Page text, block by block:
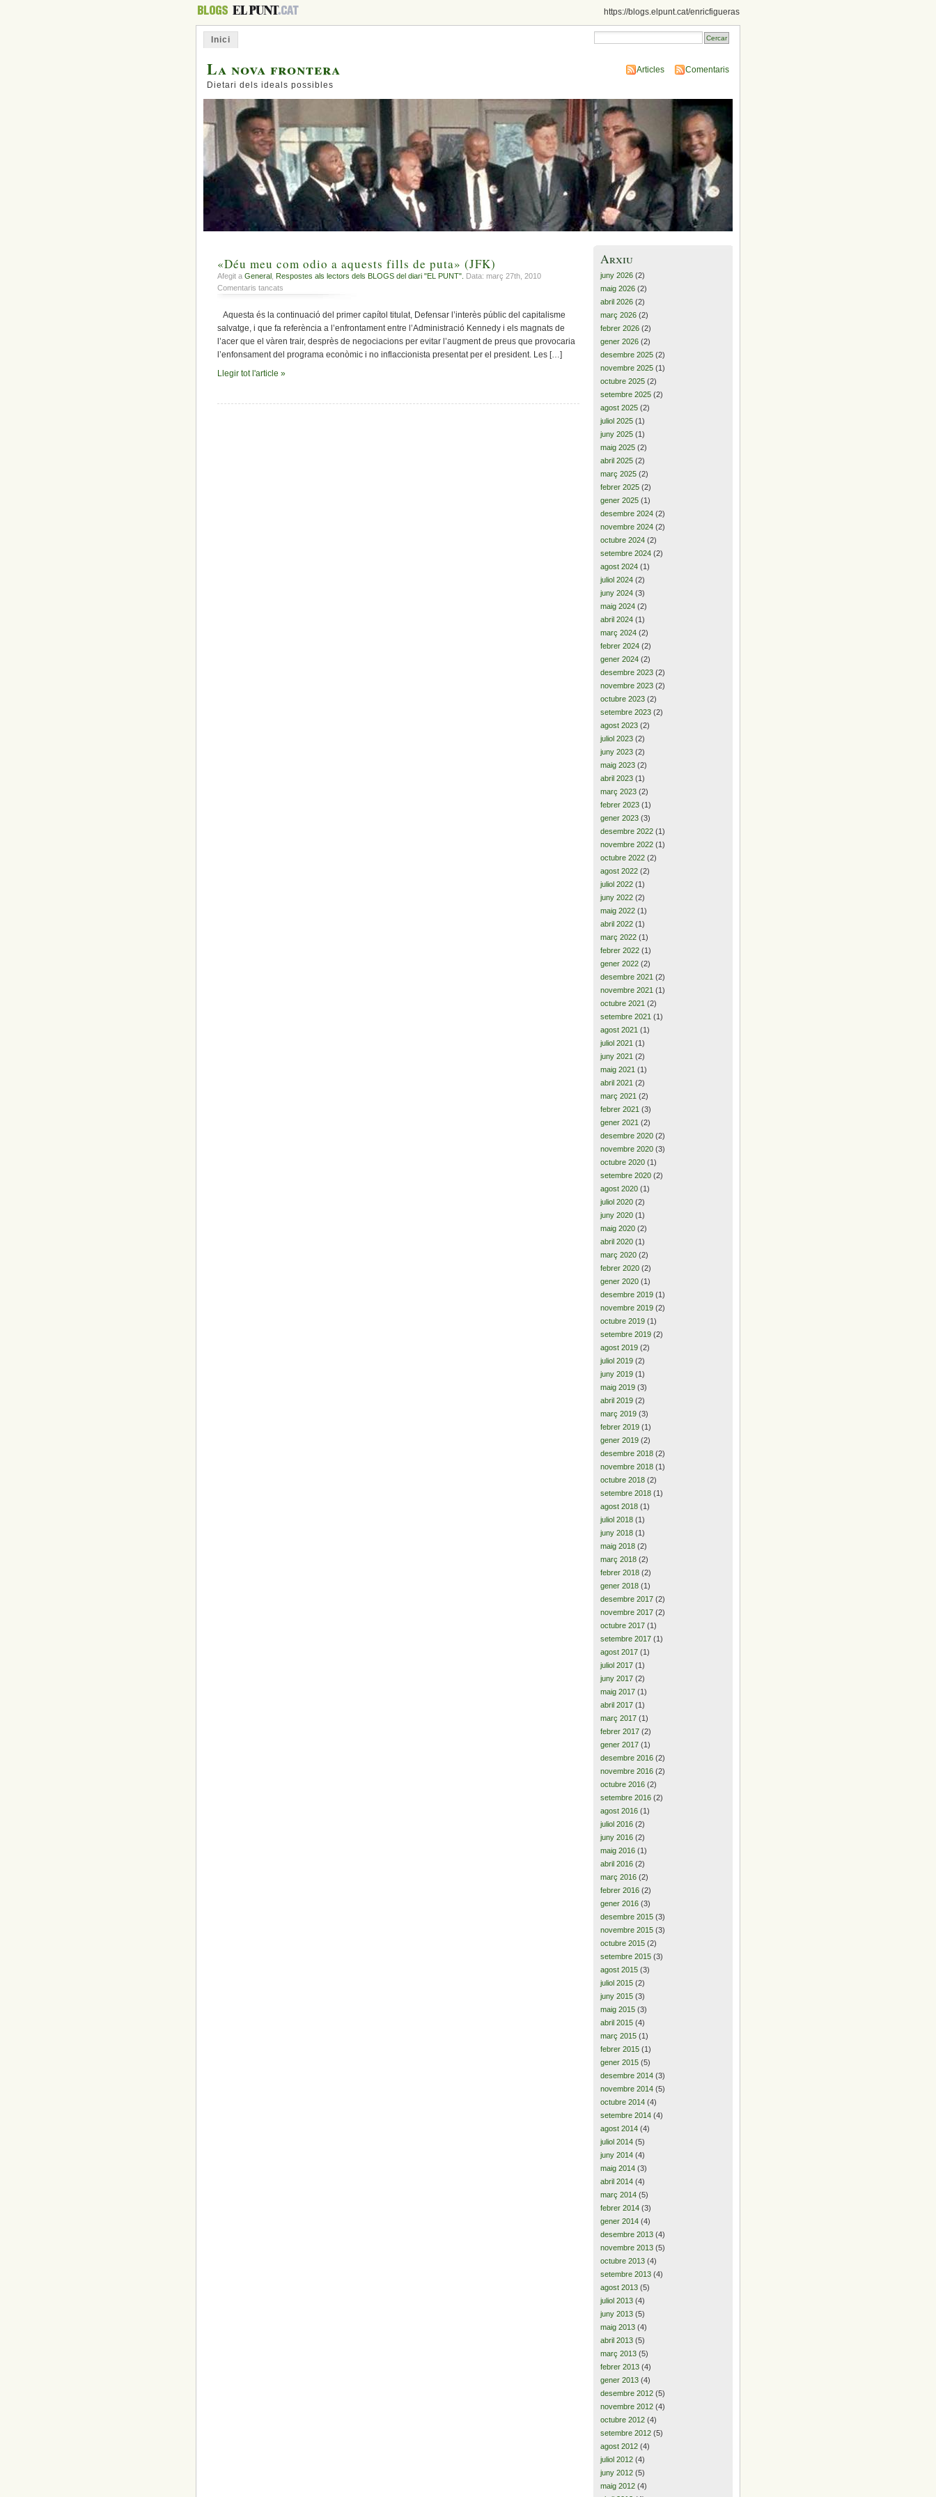
https://blogs.elpunt.cat/enricfigueras
Inici
La nova frontera
Dietari dels ideals possibles
Articles Comentaris
«Déu meu com odio a aquests fills de puta» (JFK)
Afegit a General Respostes als lectors dels BLOGS del diari "EL PUNT". Data: març 27th, 2010
Comentaris tancats
meu
a
aquests
(JFK)
Aquesta és la continuació del primer capítol titulat, Defensar l’interès públic del capitalisme
salvatge, i que fa referència a l’enfrontament entre l’Administració Kennedy i els magnats de
l’acer que el vàren trair, desprès de negociacions per evitar l’augment de preus que provocaria
l’enfonsament del programa econòmic i no inflaccionista presentat per el president. Les […]
Llegir tot l'article »
Arxiu
juny 2026 (2)
maig 2026 (2)
abril 2026 (2)
març 2026 (2)
febrer 2026 (2)
gener 2026 (2)
desembre 2025 (2)
novembre 2025 (1)
octubre 2025 (2)
setembre 2025 (2)
agost 2025 (2)
juliol 2025 (1)
juny 2025 (1)
maig 2025 (2)
abril 2025 (2)
març 2025 (2)
febrer 2025 (2)
gener 2025 (1)
desembre 2024 (2)
novembre 2024 (2)
octubre 2024 (2)
setembre 2024 (2)
agost 2024 (1)
juliol 2024 (2)
juny 2024 (3)
maig 2024 (2)
abril 2024 (1)
març 2024 (2)
febrer 2024 (2)
gener 2024 (2)
desembre 2023 (2)
novembre 2023 (2)
octubre 2023 (2)
setembre 2023 (2)
agost 2023 (2)
juliol 2023 (2)
juny 2023 (2)
maig 2023 (2)
abril 2023 (1)
març 2023 (2)
febrer 2023 (1)
gener 2023 (3)
desembre 2022 (1)
novembre 2022 (1)
octubre 2022 (2)
agost 2022 (2)
juliol 2022 (1)
juny 2022 (2)
maig 2022 (1)
abril 2022 (1)
març 2022 (1)
febrer 2022 (1)
gener 2022 (2)
desembre 2021 (2)
novembre 2021 (1)
octubre 2021 (2)
setembre 2021 (1)
agost 2021 (1)
juliol 2021 (1)
juny 2021 (2)
maig 2021 (1)
abril 2021 (2)
març 2021 (2)
febrer 2021 (3)
gener 2021 (2)
desembre 2020 (2)
novembre 2020 (3)
octubre 2020 (1)
setembre 2020 (2)
agost 2020 (1)
juliol 2020 (2)
juny 2020 (1)
maig 2020 (2)
abril 2020 (1)
març 2020 (2)
febrer 2020 (2)
gener 2020 (1)
desembre 2019 (1)
novembre 2019 (2)
octubre 2019 (1)
setembre 2019 (2)
agost 2019 (2)
juliol 2019 (2)
juny 2019 (1)
maig 2019 (3)
abril 2019 (2)
març 2019 (3)
febrer 2019 (1)
gener 2019 (2)
desembre 2018 (2)
novembre 2018 (1)
octubre 2018 (2)
setembre 2018 (1)
agost 2018 (1)
juliol 2018 (1)
juny 2018 (1)
maig 2018 (2)
març 2018 (2)
febrer 2018 (2)
gener 2018 (1)
desembre 2017 (2)
novembre 2017 (2)
octubre 2017 (1)
setembre 2017 (1)
agost 2017 (1)
juliol 2017 (1)
juny 2017 (2)
maig 2017 (1)
abril 2017 (1)
març 2017 (1)
febrer 2017 (2)
gener 2017 (1)
desembre 2016 (2)
novembre 2016 (2)
octubre 2016 (2)
setembre 2016 (2)
agost 2016 (1)
juliol 2016 (2)
juny 2016 (2)
maig 2016 (1)
abril 2016 (2)
març 2016 (2)
febrer 2016 (2)
gener 2016 (3)
desembre 2015 (3)
novembre 2015 (3)
octubre 2015 (2)
setembre 2015 (3)
agost 2015 (3)
juliol 2015 (2)
juny 2015 (3)
maig 2015 (3)
abril 2015 (4)
març 2015 (1)
febrer 2015 (1)
gener 2015 (5)
desembre 2014 (3)
novembre 2014 (5)
octubre 2014 (4)
setembre 2014 (4)
agost 2014 (4)
juliol 2014 (5)
juny 2014 (4)
maig 2014 (3)
abril 2014 (4)
març 2014 (5)
febrer 2014 (3)
gener 2014 (4)
desembre 2013 (4)
novembre 2013 (5)
octubre 2013 (4)
setembre 2013 (4)
agost 2013 (5)
juliol 2013 (4)
juny 2013 (5)
maig 2013 (4)
abril 2013 (5)
març 2013 (5)
febrer 2013 (4)
gener 2013 (4)
desembre 2012 (5)
novembre 2012 (4)
octubre 2012 (4)
setembre 2012 (5)
agost 2012 (4)
juliol 2012 (4)
juny 2012 (5)
maig 2012 (4)